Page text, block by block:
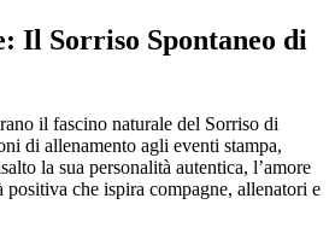
Il Sorriso Spontaneo di
il fascino naturale del Sorriso di
di allenamento agli eventi stampa,
la sua personalità autentica, l’amore
che ispira compagne, allenatori e